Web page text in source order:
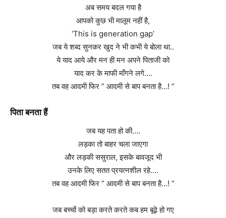
अब समय बदल गया है
आपको कुछ भी मालूम नहीं है,
‘This is generation gap’
जब ये शब्द सुनकर खुद ने भी कभी ये बोला था..
ये याद आये और मन ही मन अपने पिताजी को
याद कर के माफी माँगने लगे….
तब वह आदमी फिर ” आदमी से बाप बनता है…! “
पिता बनता हैं
जब यह पता हो की….
लड़का तो बाहर चला जाएगा
और लड़की ससुराल, इसके बावजूद भी
उनके लिए सतत प्रयत्नशील रहे….
तब वह आदमी फिर ” आदमी से बाप बनता है…! “
जब बच्चों को बड़ा करते करते कब हम बूढ़े हो गए